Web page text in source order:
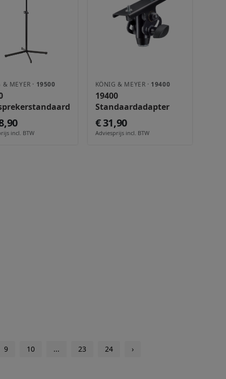
MEYER · 19500
incl. BTW
KÖNIG & MEYER · 19400
19400
Standaardadapter
€ 31,90
Adviesprijs incl. BTW
9 10 ... 23 24 ›